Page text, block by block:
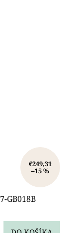
€249,31
–15 %
GB018B